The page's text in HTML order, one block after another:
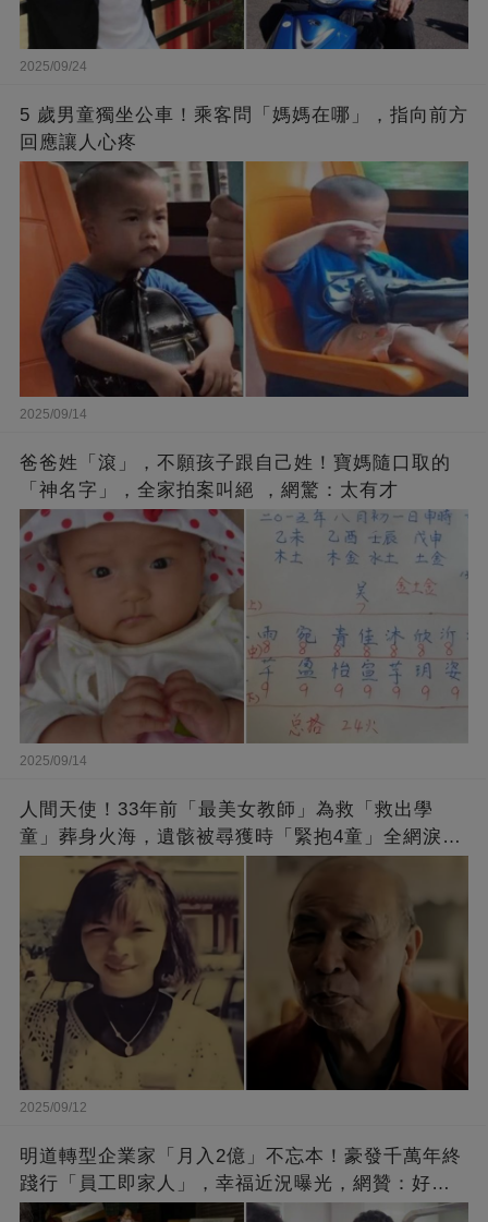
2025/09/24
5 歲男童獨坐公車！乘客問「媽媽在哪」，指向前方
回應讓人心疼
2025/09/14
爸爸姓「滾」，不願孩子跟自己姓！寶媽隨口取的
「神名字」，全家拍案叫絕 ，網驚：太有才
2025/09/14
人間天使！33年前「最美女教師」為救「救出學
童」葬身火海，遺骸被尋獲時「緊抱4童」全網淚
崩：真正的英雄不該被遺忘
2025/09/12
明道轉型企業家「月入2億」不忘本！豪發千萬年終
踐行「員工即家人」，幸福近況曝光，網贊：好老
闆的福報